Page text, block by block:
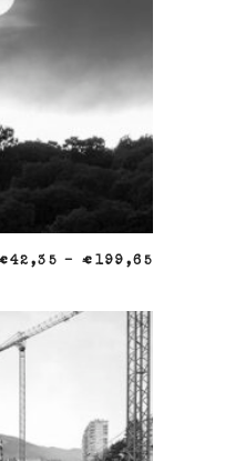
42,35 –€ 199,65